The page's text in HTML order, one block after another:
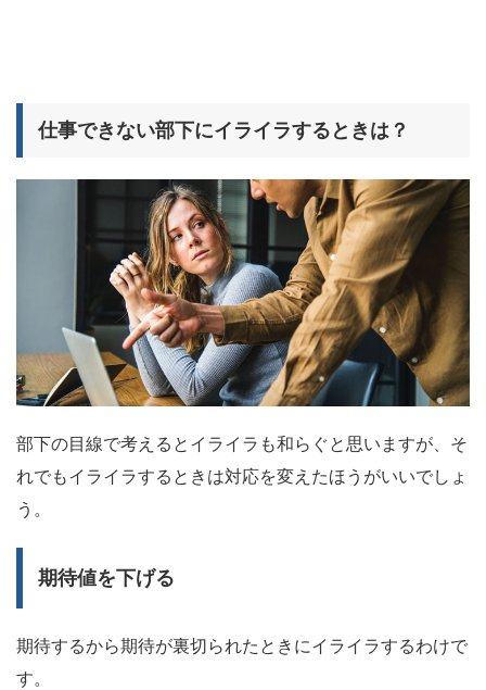
仕事できない部下にイライラするときは？
部下の目線で考えるとイライラも和らぐと思いますが、そ
れでもイライラするときは対応を変えたほうがいいでしょ
う。
期待値を下げる
期待するから期待が裏切られたときにイライラするわけで
す。